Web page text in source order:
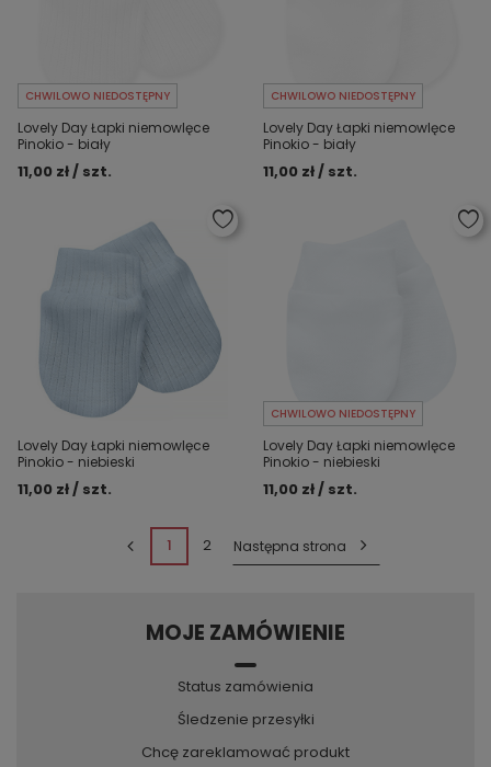
CHWILOWO NIEDOSTĘPNY
Lovely Day Łapki niemowlęce
Pinokio - biały
11,00 zł / szt.
CHWILOWO NIEDOSTĘPNY
Lovely Day Łapki niemowlęce
Pinokio - biały
11,00 zł / szt.
Lovely Day Łapki niemowlęce
Pinokio - niebieski
11,00 zł / szt.
CHWILOWO NIEDOSTĘPNY
Lovely Day Łapki niemowlęce
Pinokio - niebieski
11,00 zł / szt.
1 2 Następna strona
MOJE ZAMÓWIENIE
Status zamówienia
Śledzenie przesyłki
Chcę zareklamować produkt